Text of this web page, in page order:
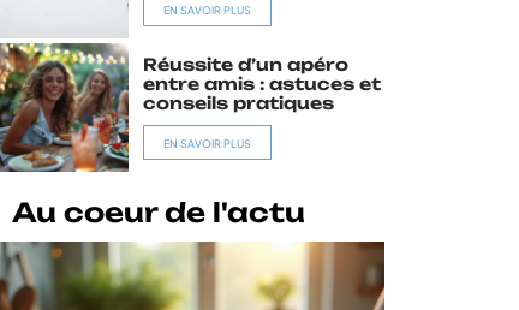
EN SAVOIR PLUS
Réussite d’un apéro
entre amis : astuces et
conseils pratiques
EN SAVOIR PLUS
Au coeur de l'actu